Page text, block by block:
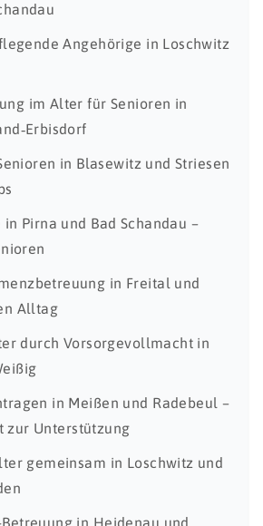
Angehörige in Loschwitz
im Alter für Senioren in
in Blasewitz und Striesen
Pirna und Bad Schandau –
in Freital und
Alltag
durch Vorsorgevollmacht in
in Meißen und Radebeul –
zur Unterstützung
gemeinsam in Loschwitz und
in Heidenau und